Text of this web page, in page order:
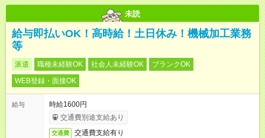
未読
給与即払いOK！高時給！土日休み！機械加工業務
等
派遣 職種未経験OK 社会人未経験OK
ブランクOK
WEB登録・面接OK
給与
時給1600円
交通費別途支給あり
交通費 交通費支給有り